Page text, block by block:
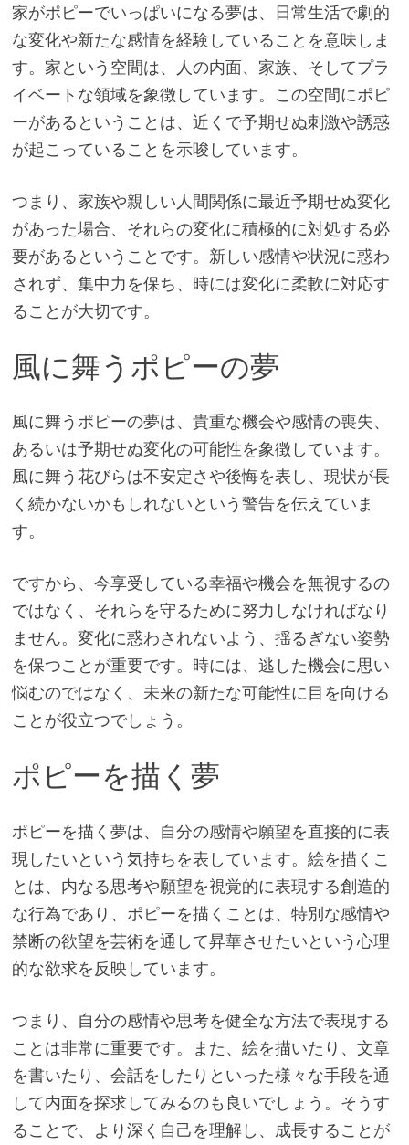
家がポピーでいっぱいになる夢は、日常生活で劇的
な変化や新たな感情を経験していることを意味しま
す。家という空間は、人の内面、家族、そしてプラ
イベートな領域を象徴しています。この空間にポピ
ーがあるということは、近くで予期せぬ刺激や誘惑
が起こっていることを示唆しています。
つまり、家族や親しい人間関係に最近予期せぬ変化
があった場合、それらの変化に積極的に対処する必
要があるということです。新しい感情や状況に惑わ
されず、集中力を保ち、時には変化に柔軟に対応す
ることが大切です。
風に舞うポピーの夢
風に舞うポピーの夢は、貴重な機会や感情の喪失、
あるいは予期せぬ変化の可能性を象徴しています。
風に舞う花びらは不安定さや後悔を表し、現状が長
く続かないかもしれないという警告を伝えていま
す。
ですから、今享受している幸福や機会を無視するの
ではなく、それらを守るために努力しなければなり
ません。変化に惑わされないよう、揺るぎない姿勢
を保つことが重要です。時には、逃した機会に思い
悩むのではなく、未来の新たな可能性に目を向ける
ことが役立つでしょう。
ポピーを描く夢
ポピーを描く夢は、自分の感情や願望を直接的に表
現したいという気持ちを表しています。絵を描くこ
とは、内なる思考や願望を視覚的に表現する創造的
な行為であり、ポピーを描くことは、特別な感情や
禁断の欲望を芸術を通して昇華させたいという心理
的な欲求を反映しています。
つまり、自分の感情や思考を健全な方法で表現する
ことは非常に重要です。また、絵を描いたり、文章
を書いたり、会話をしたりといった様々な手段を通
して内面を探求してみるのも良いでしょう。そうす
ることで、より深く自己を理解し、成長することが